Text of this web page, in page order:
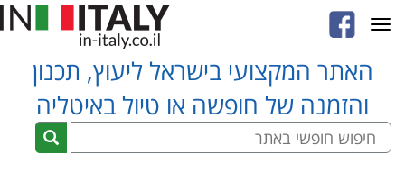
האתר המקצועי בישראל ליעוץ, תכנון
והזמנה של חופשה או טיול באיטליה
Toggle
navigation